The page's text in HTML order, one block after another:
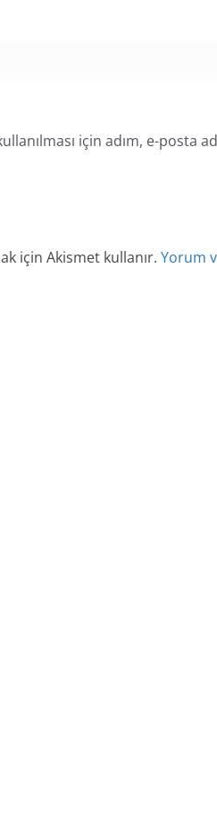
için adım, e-posta
için Akismet kullanır. Yorum